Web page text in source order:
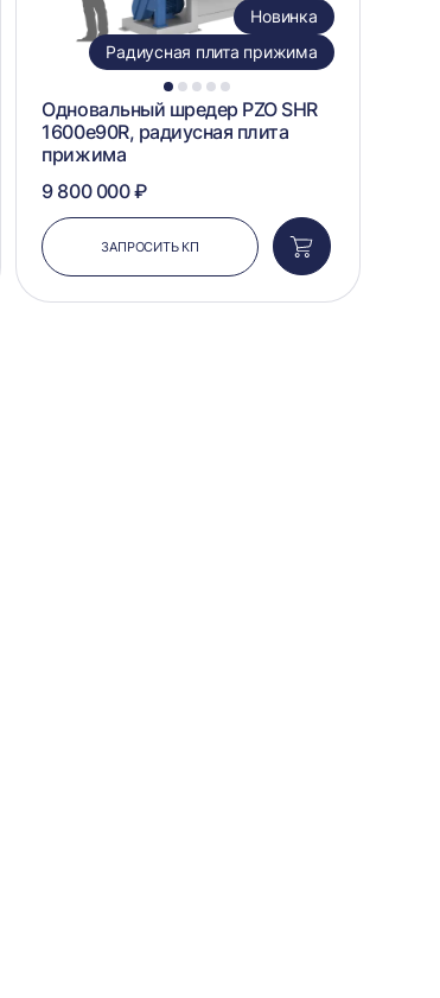
1 2 3 4 5
Новинка
Радиусная плита прижима
Одновальный шредер PZO SHR
1600e90R, радиусная плита
прижима
9 800 000 ₽
ЗАПРОСИТЬ КП
Добавить
в
корзину